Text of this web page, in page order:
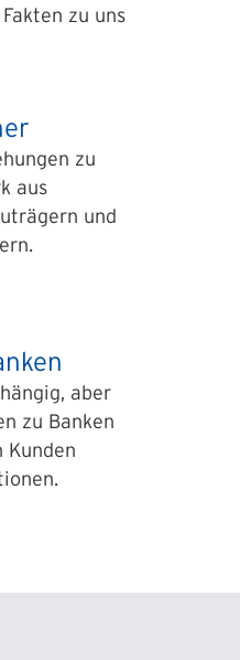
zu uns
zu
aus
und
aber
zu Banken
Kunden